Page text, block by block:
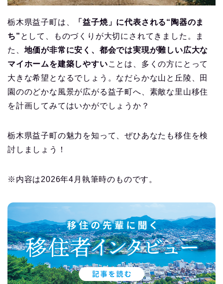
栃木県益子町は、
「益子焼」に代表される“陶器のま
ち” として、ものづくりが大切にされてきました。ま
た、 地価が非常に安く、都会では実現が難しい広大な
マイホームを建築しやすいことは、多くの方にとって
大きな希望となるでしょう。なだらかな山と丘陵、田
園ののどかな風景が広がる益子町へ、素敵な里山移住
を計画してみてはいかがでしょうか？
栃木県益子町の魅力を知って、ぜひあなたも移住を検
討しましょう！
※内容は2026年4月執筆時のものです。